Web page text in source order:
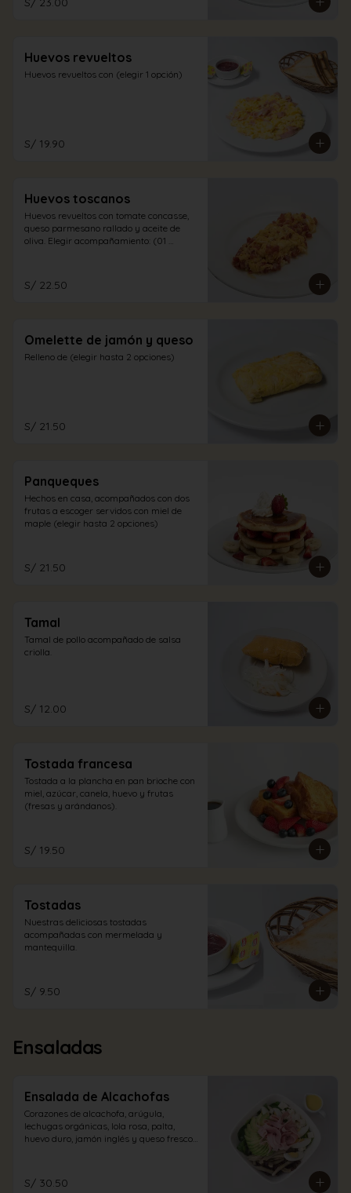
Huevos revueltos
Huevos revueltos con (elegir 1 opción)
S/ 19.90
Huevos toscanos
Huevos revueltos con tomate concasse,
queso parmesano rallado y aceite de
oliva. Elegir acompañamiento: (01
S/ 22.50
Omelette de jamón y queso
Relleno de (elegir hasta 2 opciones)
S/ 21.50
Panqueques
Hechos en casa, acompañados con dos
frutas a escoger servidos con miel de
maple (elegir hasta 2 opciones)
S/ 21.50
Tamal
Tamal de pollo acompañado de salsa
criolla.
S/ 12.00
Tostada francesa
Tostada a la plancha en pan brioche con
miel, azúcar, canela, huevo y frutas
(fresas y arándanos).
S/ 19.50
Tostadas
Nuestras deliciosas tostadas
acompañadas con mermelada y
mantequilla.
S/ 9.50
Ensaladas
Ensalada de Alcachofas
Corazones de alcachofa, arúgula,
lechugas orgánicas, lola rosa, palta,
huevo duro, jamón inglés y queso fresco
S/ 30.50